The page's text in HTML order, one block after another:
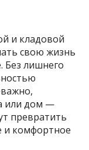
и кладовой
свою жизнь
Без лишнего
или дом —
превратить
и комфортное